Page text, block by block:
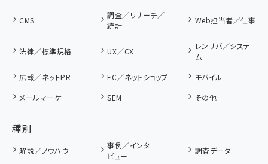
CMS
調査／リサーチ／
統計
Web担当者／仕事
法律／標準規格 UX／CX
レンサバ／システ
ム
広報／ネットPR
EC／ネットショップ
モバイル
メールマーケ
SEM その他
種別
解説／ノウハウ
事例／インタ
ビュー
調査データ